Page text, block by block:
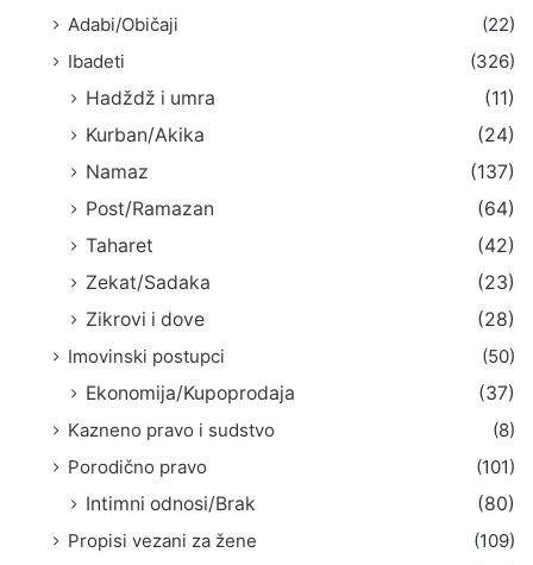
Adabi/Običaji
(22)
Ibadeti
(326)
Hadždž i umra
(11)
Kurban/Akika
(24)
Namaz
(137)
Post/Ramazan
(64)
Taharet
(42)
Zekat/Sadaka
(23)
Zikrovi i dove
(28)
Imovinski postupci
(50)
Ekonomija/Kupoprodaja
(37)
Kazneno pravo i sudstvo
(8)
Porodično pravo
(101)
Intimni odnosi/Brak
(80)
Propisi vezani za žene
(109)